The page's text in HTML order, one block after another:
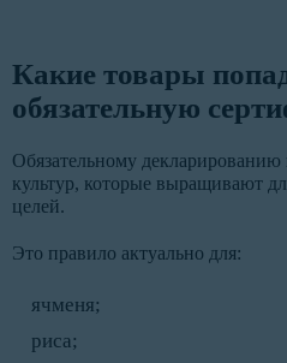
Какие товары
обязательную
Обязательному
культур, которые выращивают
целей.
Это правило актуально для:
ячменя;
риса;